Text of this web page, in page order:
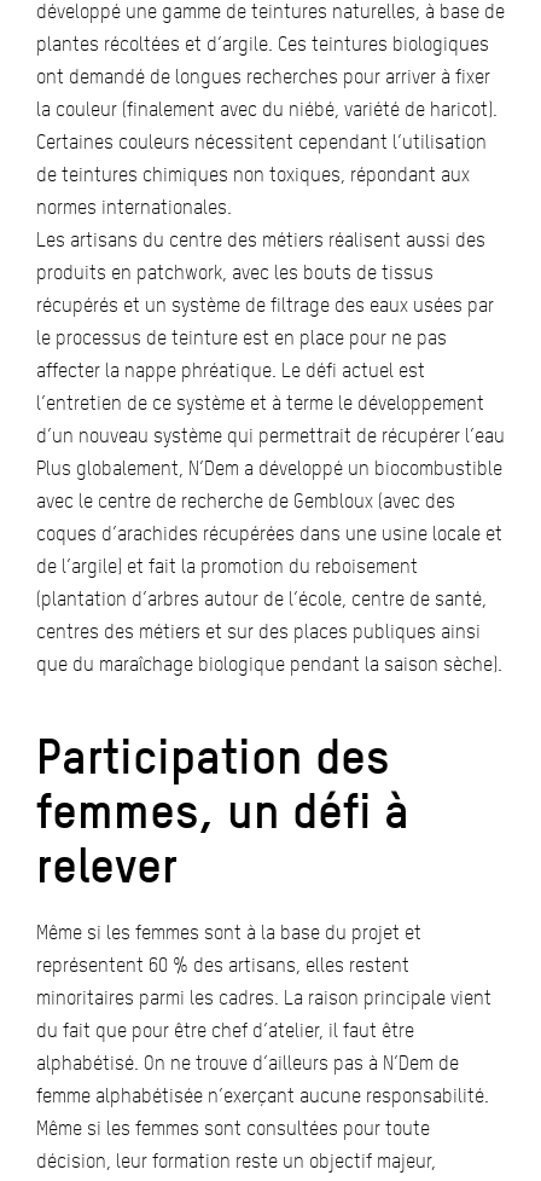
développé une gamme de teintures naturelles, à base de
plantes récoltées et d’argile. Ces teintures biologiques
ont demandé de longues recherches pour arriver à fixer
la couleur (finalement avec du niébé, variété de haricot).
Certaines couleurs nécessitent cependant l’utilisation
de teintures chimiques non toxiques, répondant aux
normes internationales.
Les artisans du centre des métiers réalisent aussi des
produits en patchwork, avec les bouts de tissus
récupérés et un système de filtrage des eaux usées par
le processus de teinture est en place pour ne pas
affecter la nappe phréatique. Le défi actuel est
l’entretien de ce système et à terme le développement
d’un nouveau système qui permettrait de récupérer l’eau
Plus globalement, N’Dem a développé un biocombustible
avec le centre de recherche de Gembloux (avec des
coques d’arachides récupérées dans une usine locale et
de l’argile) et fait la promotion du reboisement
(plantation d’arbres autour de l’école, centre de santé,
centres des métiers et sur des places publiques ainsi
que du maraîchage biologique pendant la saison sèche).
Participation des
femmes, un défi à
relever
Même si les femmes sont à la base du projet et
représentent 60 % des artisans, elles restent
minoritaires parmi les cadres. La raison principale vient
du fait que pour être chef d’atelier, il faut être
alphabétisé. On ne trouve d’ailleurs pas à N’Dem de
femme alphabétisée n’exerçant aucune responsabilité.
Même si les femmes sont consultées pour toute
décision, leur formation reste un objectif majeur,